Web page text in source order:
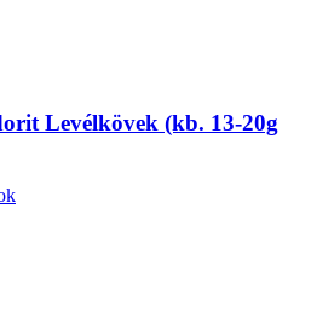
Levélkövek (kb. 13-20g